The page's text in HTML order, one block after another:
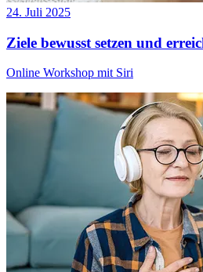
24. Juli 2025
Ziele bewusst setzen und
Online Workshop mit Siri